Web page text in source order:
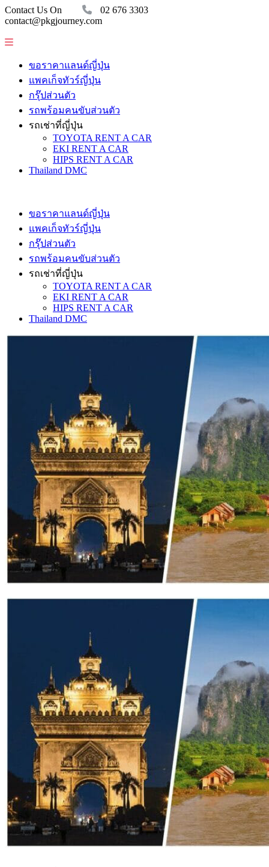
Contact Us On
02 676 3303
contact@pkgjourney.com
ขอราคาแลนด์ญี่ปุ่น
แพคเก็จทัวร์ญี่ปุ่น
กรุ๊ปส่วนตัว
รถพร้อมคนขับส่วนตัว
รถเช่าที่ญี่ปุ่น
TOYOTA RENT A CAR
EKI RENT A CAR
HIPS RENT A CAR
Thailand DMC
ขอราคาแลนด์ญี่ปุ่น
แพคเก็จทัวร์ญี่ปุ่น
กรุ๊ปส่วนตัว
รถพร้อมคนขับส่วนตัว
รถเช่าที่ญี่ปุ่น
TOYOTA RENT A CAR
EKI RENT A CAR
HIPS RENT A CAR
Thailand DMC